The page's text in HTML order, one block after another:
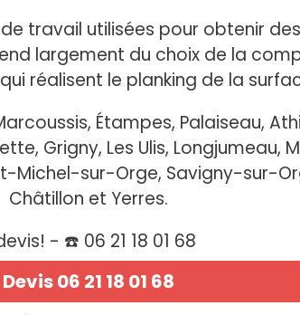
travail utilisées pour obtenir
largement du choix de la
réalisent le planking de la
Étampes, Palaiseau,
Grigny, Les Ulis, Longjumeau,
Michel-sur-Orge, Savigny-sur-
Châtillon et Yerres.
- ☎️ 06 21 18 01 68
Devis 06 21 18 01 68